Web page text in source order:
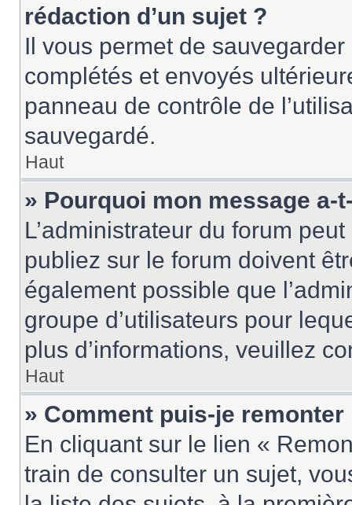
rédaction d’un sujet ?
Il vous permet de
complétés et envoyés
panneau de contrôle de
sauvegardé.
Haut
» Pourquoi mon message a-
L’administrateur du forum
publiez sur le forum doivent
également possible que
groupe d’utilisateurs pour
plus d’informations, veuillez
Haut
» Comment puis-je
En cliquant sur le lien «
train de consulter un sujet,